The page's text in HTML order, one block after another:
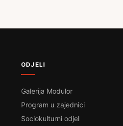
ODJELI
Galerija Modulor
Program u zajednici
Sociokulturni odjel